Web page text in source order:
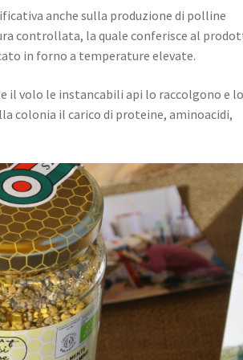
anche sulla produzione di polline
controllata, la quale conferisce al
in forno a temperature elevate.
il volo le instancabili api lo raccolgono e
colonia il carico di proteine, aminoacidi,